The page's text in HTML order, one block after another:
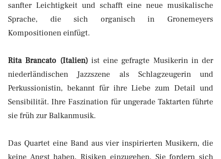
sanfter Leichtigkeit und schafft eine neue musikalische
Sprache, die sich organisch in Gronemeyers
Kompositionen einfügt.
Rita Brancato (Italien)ist eine gefragte Musikerin in der
niederländischen Jazzszene als Schlagzeugerin und
Perkussionistin, bekannt für ihre Liebe zum Detail und
Sensibilität. Ihre Faszination für ungerade Taktarten führte
sie früh zur Balkanmusik.
Das Quartet eine Band aus vier inspirierten Musikern, die